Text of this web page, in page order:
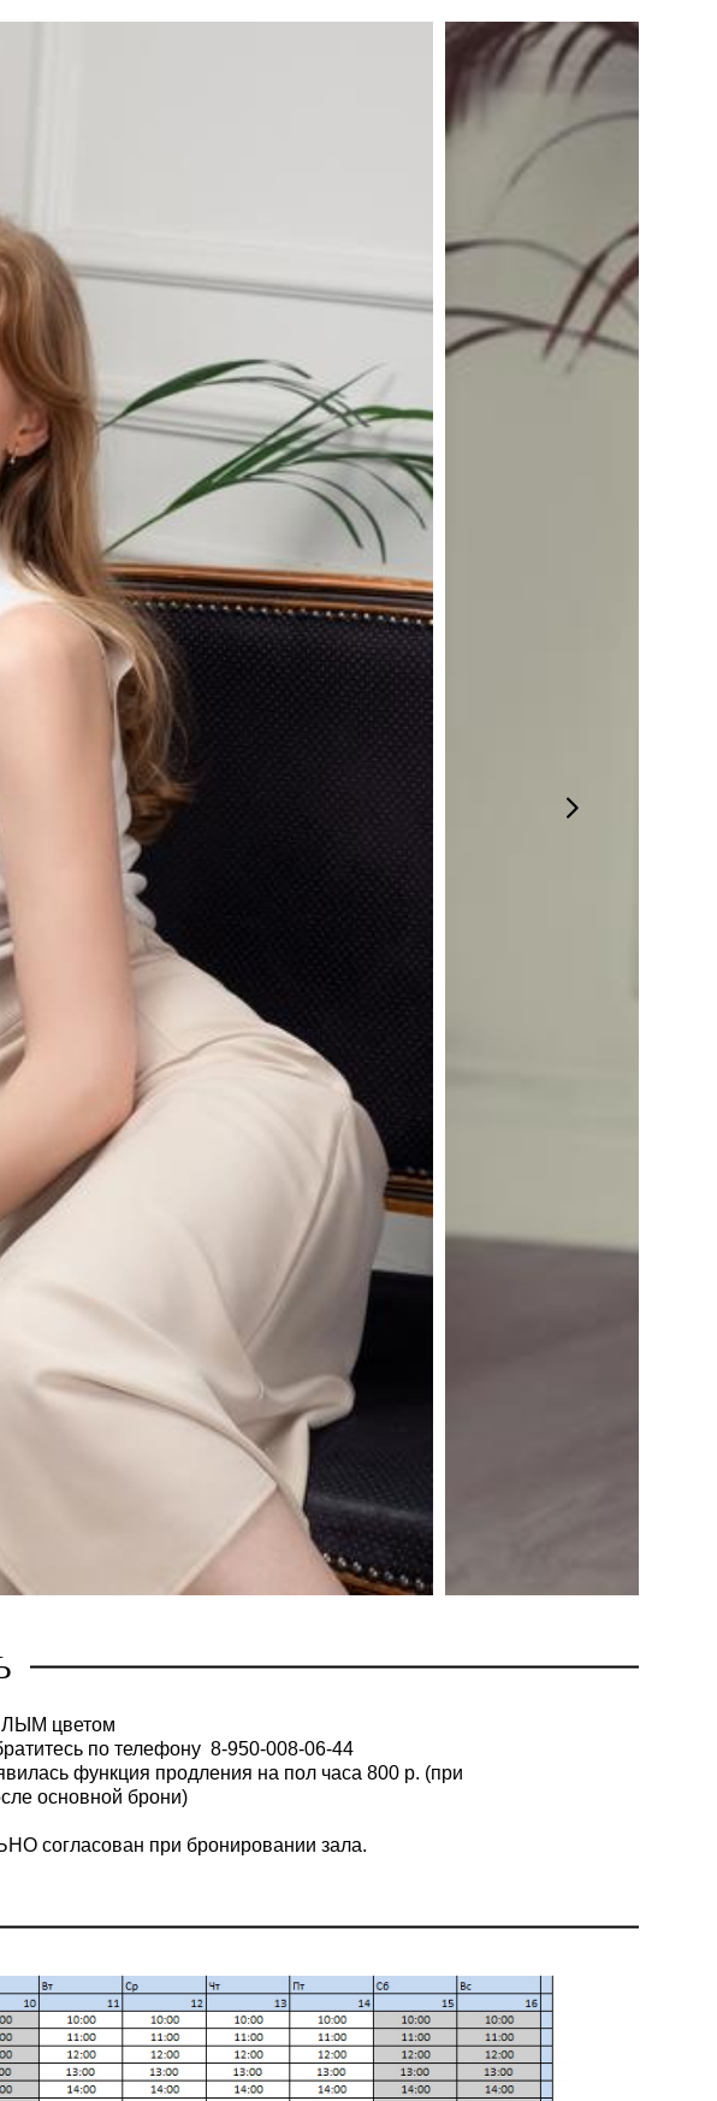
цветом
по телефону 8-950-008-06-44
функция продления на пол часа 800 р. (при
основной брони)
согласован при бронировании зала.